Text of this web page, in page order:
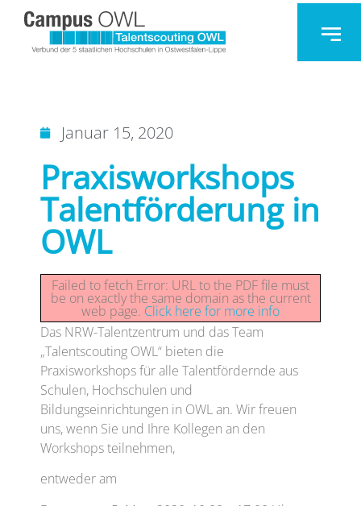
Januar 15, 2020
Praxisworkshops
Talentförderung in
OWL
Failed to fetch Error: URL to the PDF file must
be on exactly the same domain as the current
web page. Click here for more info
Das NRW-Talentzentrum und das Team
„Talentscouting OWL“ bieten die
Praxisworkshops für alle Talentfördernde aus
Schulen, Hochschulen und
Bildungseinrichtungen in OWL an. Wir freuen
uns, wenn Sie und Ihre Kollegen an den
Workshops teilnehmen,
entweder am